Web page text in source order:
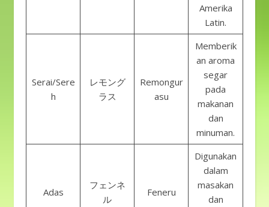
Amerika
Latin.
Serai/Sere
h
レモング
ラス
Remongur
asu
Memberik
an aroma
segar
pada
makanan
dan
minuman.
Adas
フェンネ
ル
Feneru
Digunakan
dalam
masakan
dan